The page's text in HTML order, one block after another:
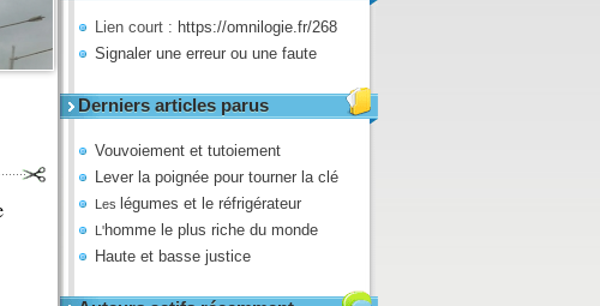
Lien court : https://omnilogie.fr/268
Signaler une erreur ou une faute
Derniers articles parus
Vouvoiement et tutoiement
Lever la poignée pour tourner la clé
Les légumes et le réfrigérateur
L'homme le plus riche du monde
Haute et basse justice